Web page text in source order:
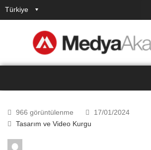
Türkiye
966 görüntülenme
17/01/2024
Tasarım ve Video Kurgu